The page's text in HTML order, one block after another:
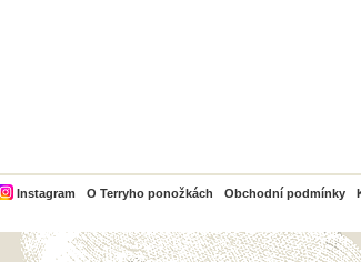
Instagram O Terryho ponožkách Obchodní podmínky
PayPal